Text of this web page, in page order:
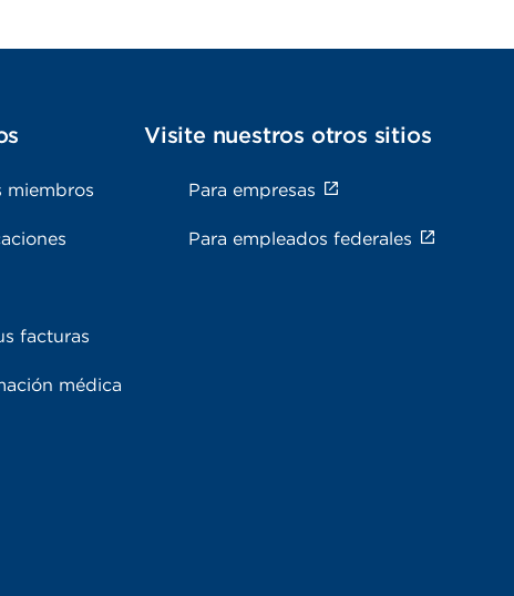
miembros
facturas
médica
Visite nuestros otros sitios
Para empresas
Para empleados federales